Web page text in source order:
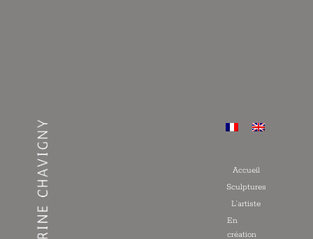
Accueil
Sculptures
L’artiste
En
création